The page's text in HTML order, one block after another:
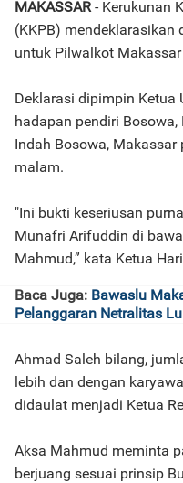
MAKASSAR- Kerukunan
(KKPB)
untuk Pilwalkot
Deklarasi dipimpin Ketua
hadapan pendiri
Indah Bosowa,
malam.
"Ini bukti keseriusan
Munafri Arifuddin di
Mahmud,” kata Ketua
Baca Juga: Bawaslu
Pelanggaran Netralitas
Ahmad Saleh bilang,
lebih dan dengan
didaulat menjadi Ketua
Aksa Mahmud meminta
berjuang sesuai prinsip